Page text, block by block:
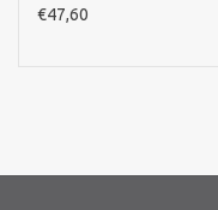
€47,60